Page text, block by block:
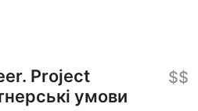
Project
умови
$$